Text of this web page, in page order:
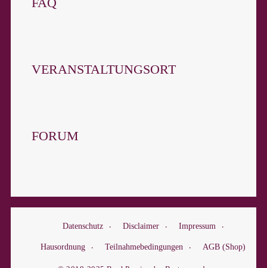
VERANSTALTUNGSORT
FORUM
Datenschutz Disclaimer Impressum
Hausordnung Teilnahmebedingungen AGB (Shop)